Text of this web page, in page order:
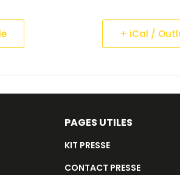
+ iCal /
PAGES UTILES
KIT PRESSE
CONTACT PRESSE